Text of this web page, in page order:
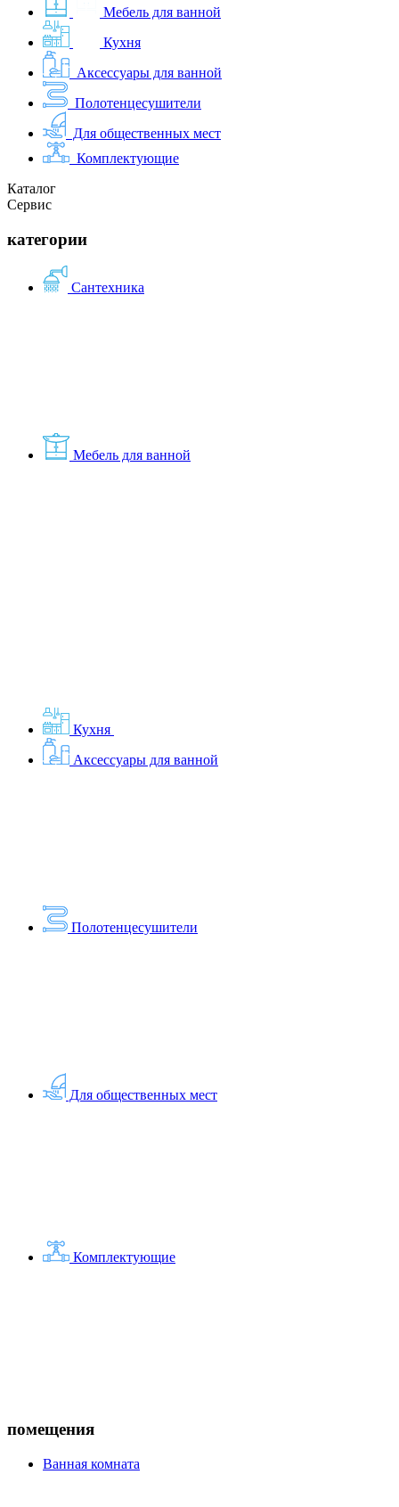
Мебель для ванной
Кухня
Аксессуары для ванной
Полотенцесушители
Для общественных мест
Комплектующие
Каталог
Сервис
категории
Сантехника
Мебель для ванной
Кухня
Аксессуары для ванной
Полотенцесушители
Для общественных мест
Комплектующие
помещения
Ванная комната